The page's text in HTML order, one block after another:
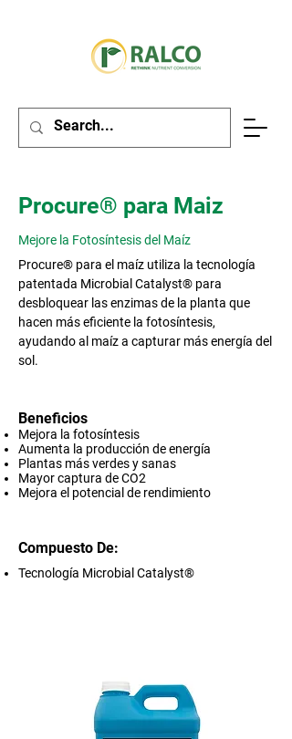
Procure® para Maiz
Mejore la Fotosíntesis del Maíz
Procure® para el maíz utiliza la tecnología
patentada Microbial Catalyst® para
desbloquear las enzimas de la planta que
hacen más eficiente la fotosíntesis,
ayudando al maíz a capturar más energía del
sol.​
Beneficios
Mejora la fotosíntesis
Aumenta la producción de energía
Plantas más verdes y sanas
Mayor captura de CO2
Mejora el potencial de rendimiento
Compuesto De:
Tecnología Microbial Catalyst®